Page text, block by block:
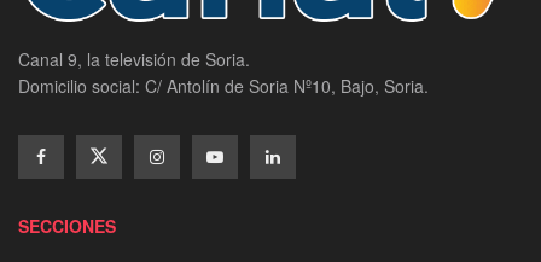
Canal 9, la televisión de Soria.
Domicilio social: C/ Antolín de Soria Nº10, Bajo, Soria.
SECCIONES